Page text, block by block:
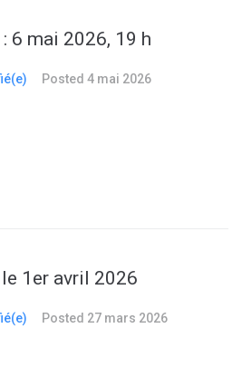
6 mai 2026, 19 h
Posted 4 mai 2026
1er avril 2026
Posted 27 mars 2026